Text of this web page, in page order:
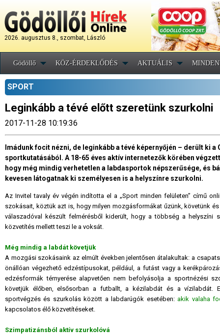
2026. augusztus 8., szombat, László
Gödöllő KÖZ-ÉRDEKLŐDÉS AKTUÁLIS
SPORT
Leginkább a tévé előtt szeretünk szurkolni
2017-11-28 10:19:36
Imádunk focit nézni, de leginkább a tévé képernyőjén – derült ki
sportkutatásából. A 18-65 éves aktív internetezők körében
hogy még mindig verhetetlen a labdasportok népszerűsége, és
kevesen látogatnak ki személyesen is a helyszínre szurkolni.
Az Invitel tavaly év végén indította el a „Sport minden felületen” című
szokásait, köztük azt is, hogy milyen mozgásformákat űzünk, követünk
válaszadóval készült felmérésből kiderült, hogy a többség a helyszíni
közvetítés mellett teszi le a voksát.
Még mindig a labdát követjük
A mozgási szokásaink az elmúlt években jelentősen átalakultak: a
önállóan végezhető edzéstípusokat, például, a futást vagy a
edzésformák térnyerése alapvetően nem befolyásolja a sportnézési
követjük élőben, elsősorban a futballt, a kézilabdát és a vízilabdát.
sportvégzés és szurkolás között a labdarúgók esetében:akik valaha
kapcsolatos élő közvetítéseket.
Szimpatizánsból aktív szurkolóvá